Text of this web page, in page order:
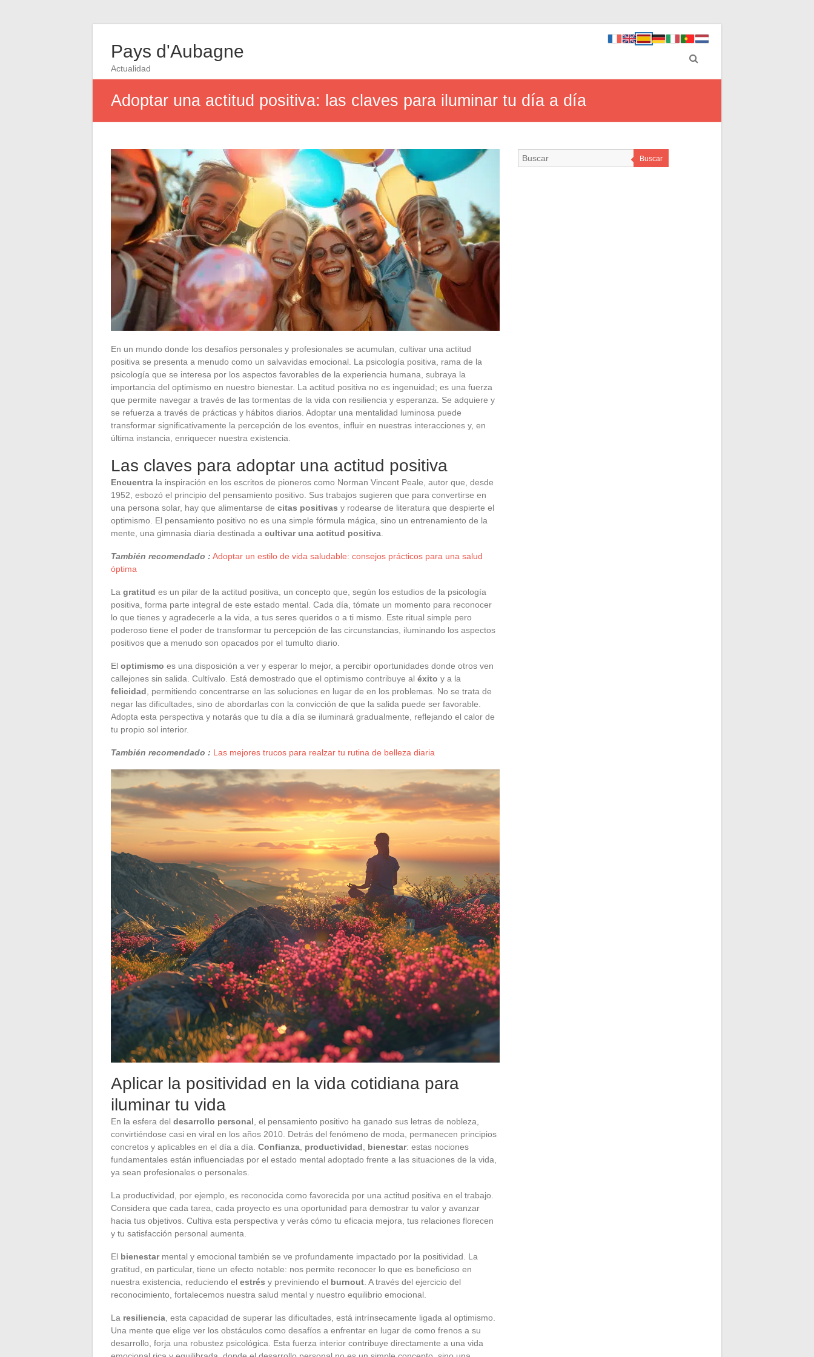
Pays d'Aubagne
Actualidad
Adoptar una actitud positiva: las claves para iluminar tu día a día
En un mundo donde los desafíos personales y profesionales se acumulan, cultivar una actitud
positiva se presenta a menudo como un salvavidas emocional. La psicología positiva, rama de la
psicología que se interesa por los aspectos favorables de la experiencia humana, subraya la
importancia del optimismo en nuestro bienestar. La actitud positiva no es ingenuidad; es una fuerza
que permite navegar a través de las tormentas de la vida con resiliencia y esperanza. Se adquiere y
se refuerza a través de prácticas y hábitos diarios. Adoptar una mentalidad luminosa puede
transformar significativamente la percepción de los eventos, influir en nuestras interacciones y, en
última instancia, enriquecer nuestra existencia.
Las claves para adoptar una actitud positiva
Encuentra la inspiración en los escritos de pioneros como Norman Vincent Peale, autor que, desde
1952, esbozó el principio del pensamiento positivo. Sus trabajos sugieren que para convertirse en
una persona solar, hay que alimentarse de citas positivas y rodearse de literatura que despierte el
optimismo. El pensamiento positivo no es una simple fórmula mágica, sino un entrenamiento de la
mente, una gimnasia diaria destinada a cultivar una actitud positiva
También recomendado : Adoptar un estilo de vida saludable: consejos prácticos para una salud
óptima
La gratitud es un pilar de la actitud positiva, un concepto que, según los estudios de la psicología
positiva, forma parte integral de este estado mental. Cada día, tómate un momento para reconocer
lo que tienes y agradecerle a la vida, a tus seres queridos o a ti mismo. Este ritual simple pero
poderoso tiene el poder de transformar tu percepción de las circunstancias, iluminando los aspectos
positivos que a menudo son opacados por el tumulto diario.
El optimismo es una disposición a ver y esperar lo mejor, a percibir oportunidades donde otros ven
callejones sin salida. Cultívalo. Está demostrado que el optimismo contribuye al éxito y a la
felicidad , permitiendo concentrarse en las soluciones en lugar de en los problemas. No se trata de
negar las dificultades, sino de abordarlas con la convicción de que la salida puede ser favorable.
Adopta esta perspectiva y notarás que tu día a día se iluminará gradualmente, reflejando el calor de
tu propio sol interior.
También recomendado : Las mejores trucos para realzar tu rutina de belleza diaria
Aplicar la positividad en la vida cotidiana para
iluminar tu vida
En la esfera del desarrollo personal , el pensamiento positivo ha ganado sus letras de nobleza,
convirtiéndose casi en viral en los años 2010. Detrás del fenómeno de moda, permanecen principios
concretos y aplicables en el día a día. Confianza productividad bienestar: estas nociones
fundamentales están influenciadas por el estado mental adoptado frente a las situaciones de la vida,
ya sean profesionales o personales.
La productividad, por ejemplo, es reconocida como favorecida por una actitud positiva en el trabajo.
Considera que cada tarea, cada proyecto es una oportunidad para demostrar tu valor y avanzar
hacia tus objetivos. Cultiva esta perspectiva y verás cómo tu eficacia mejora, tus relaciones florecen
y tu satisfacción personal aumenta.
El bienestarmental y emocional también se ve profundamente impactado por la positividad. La
gratitud, en particular, tiene un efecto notable: nos permite reconocer lo que es beneficioso en
nuestra existencia, reduciendo el estrés y previniendo el burnout . A través del ejercicio del
reconocimiento, fortalecemos nuestra salud mental y nuestro equilibrio emocional.
La resiliencia , esta capacidad de superar las dificultades, está intrínsecamente ligada al optimismo.
Una mente que elige ver los obstáculos como desafíos a enfrentar en lugar de como frenos a su
desarrollo, forja una robustez psicológica. Esta fuerza interior contribuye directamente a una vida
Buscar